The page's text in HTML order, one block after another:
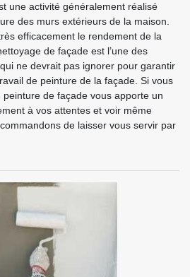
une activité généralement réalisé
des murs extérieurs de la maison.
efficacement le rendement de la
de façade est l’une des
ne devrait pas ignorer pour garantir
de peinture de la façade. Si vous
de façade vous apporte un
à vos attentes et voir même
de laisser vous servir par